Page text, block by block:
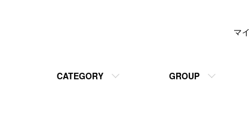
CATEGORY GROUP
マ